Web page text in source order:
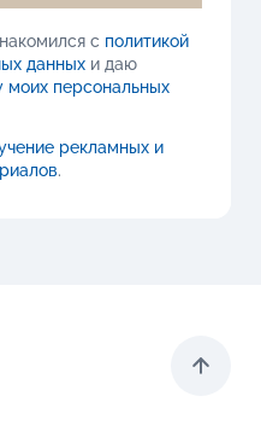
с политикой
данныхи даю
моих персональных
рекламных и
.